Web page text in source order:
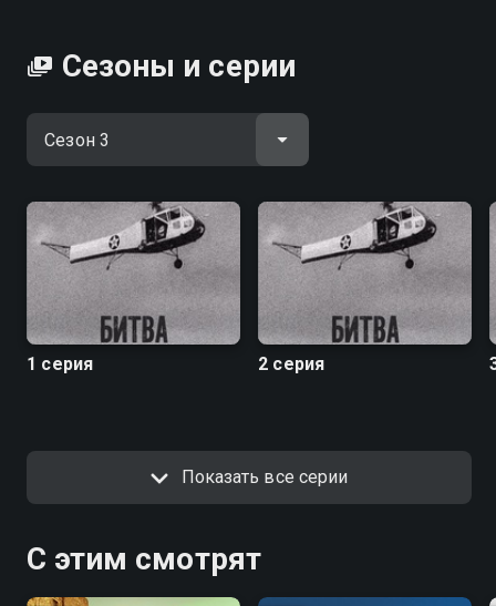
Сезоны и серии
1 серия 2 серия
Показать все серии
С этим смотрят